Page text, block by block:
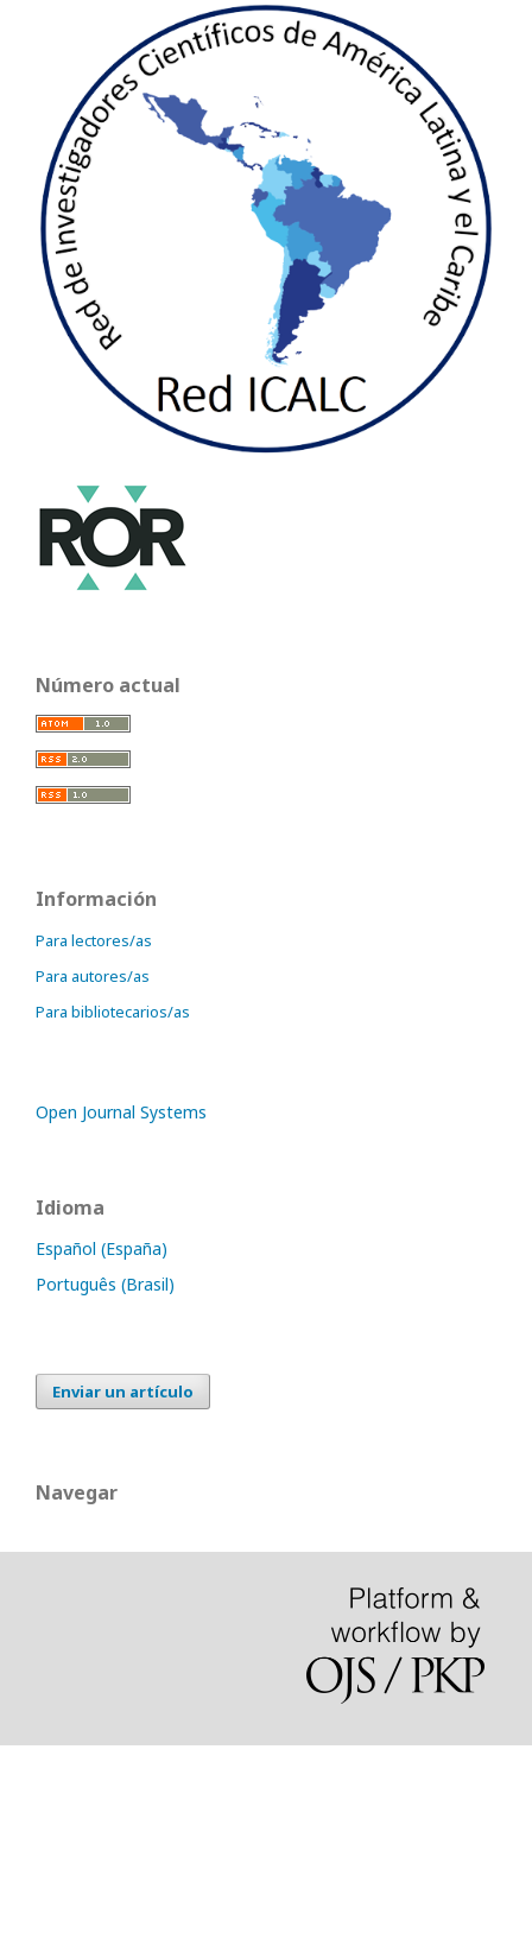
Número actual
Información
Para lectores/as
Para autores/as
Para bibliotecarios/as
Open Journal Systems
Idioma
Español (España)
Português (Brasil)
Enviar un artículo
Navegar